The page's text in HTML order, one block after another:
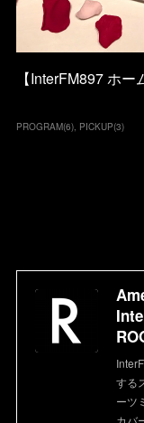
【InterFM897 ホー
PROGRAM(6) PICKUP(3)
する
ーツ
カバ